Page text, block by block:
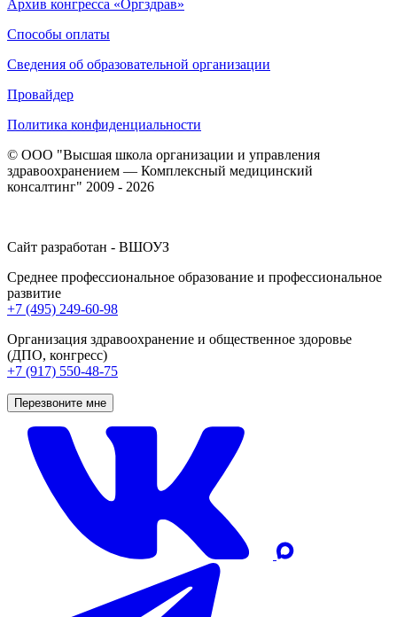
Архив конгресса «Оргздрав»
Способы оплаты
Сведения об образовательной организации
Провайдер
Политика конфиденциальности
© ООО "Высшая школа организации и управления
здравоохранением — Комплексный медицинский
консалтинг" 2009 - 2026
Сайт разработан - ВШОУЗ
Среднее профессиональное образование и профессиональное
развитие
+7 (495) 249-60-98
Организация здравоохранение и общественное здоровье
(ДПО, конгресс)
+7 (917) 550-48-75
Перезвоните мне